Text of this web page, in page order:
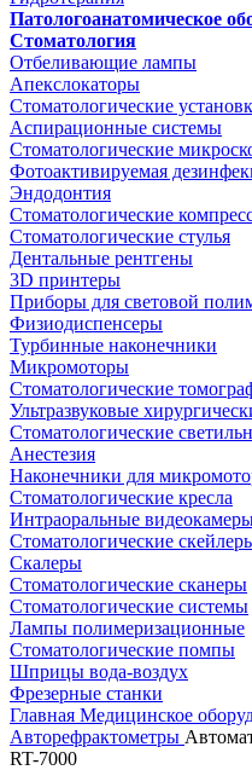
Патологоанатомическое
Стоматология
Отбеливающие лампы
Апекслокаторы
Стоматологические
Аспирационные системы
Стоматологические
Фотоактивируемая
Эндодонтия
Стоматологические
Стоматологические стулья
Дентальные рентгены
3D принтеры
Приборы для световой
Физиодиспенсеры
Турбинные наконечники
Микромоторы
Стоматологические
Ультразвуковые
Стоматологические
Анестезия
Наконечники для
Стоматологические кресла
Интраоральные
Стоматологические
Скалеры
Стоматологические сканеры
Стоматологические системы
Лампы полимеризационные
Стоматологические помпы
Шприцы вода-воздух
Фрезерные станки
Главная Медицинское
Авторефрактометры
RT-7000